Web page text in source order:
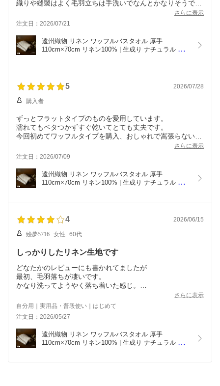
織りや縫製はよく毛羽立ちは手洗いでなんとかなりそうでし
たが、私は化学物質過敏症で、染料の油臭い匂いが洗っても
落ちず使えませんでした。
さらに表示
注文日：2026/07/21
遠州織物 リネン ワッフルバスタオル 厚手
110cm×70cm リネン100% | 生成り ナチュラル 北
5 2026/07/28
購入者
ずっとフラットタイプのものを愛用しています。
濡れてもベタつかずすぐ乾いてとても丈夫です。
今回初めてワッフルタイプを購入、おしゃれで嵩張らないの
さらに表示
注文日：2026/07/09
遠州織物 リネン ワッフルバスタオル 厚手
110cm×70cm リネン100% | 生成り ナチュラル 北
4 2026/06/15
絵夢5716 女性 60代
しっかりしたリネン生地です
どなたかのレビューにも書かれてましたが
最初、毛羽落ちが凄いです。
かなり洗ってようやく落ち着いた感じ。
それ以外は、大きさも充分あるし、しっかりしたリネン生地
です。
お風呂のときに毎日使っています。
さらに表示
自分用｜実用品・普段使い｜はじめて
注文日：2026/05/27
遠州織物 リネン ワッフルバスタオル 厚手
110cm×70cm リネン100% | 生成り ナチュラル 北